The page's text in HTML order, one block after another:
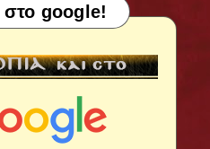
στο google!